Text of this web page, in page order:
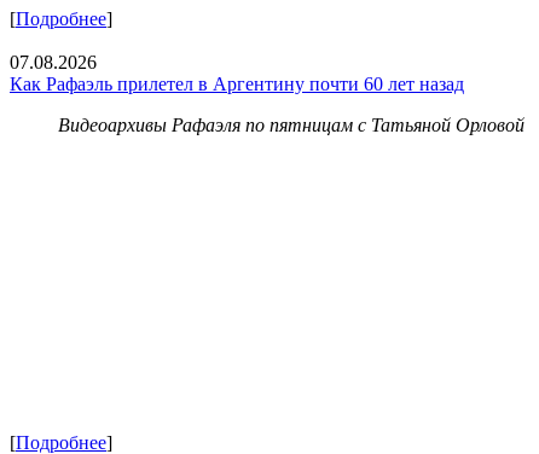
[Подробнее]
07.08.2026
Как Рафаэль прилетел в Аргентину почти 60 лет назад
Видеоархивы Рафаэля по пятницам с Татьяной Орловой
[Подробнее]